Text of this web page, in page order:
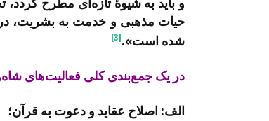
حیات مذهبی و خدمت به بشریت،
شده است».[3]
در یک جمع­‌بندی کلی فعالیت­‌های
الف: اصلاح عقاید و دعوت به قرآن؛